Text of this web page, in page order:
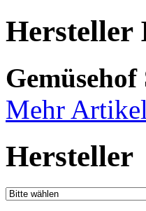
Hersteller
Mehr Artikel
Hersteller